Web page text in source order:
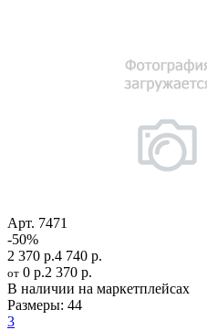
Арт. 7471
-50%
2 370 р.4 740 р.
от 0 р.2 370 р.
В наличии на маркетплейсах
Размеры: 44
3